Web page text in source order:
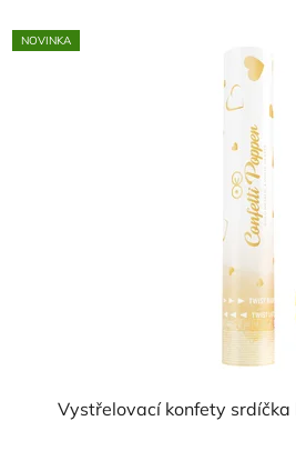
NOVINKA
Vystřelovací konfety